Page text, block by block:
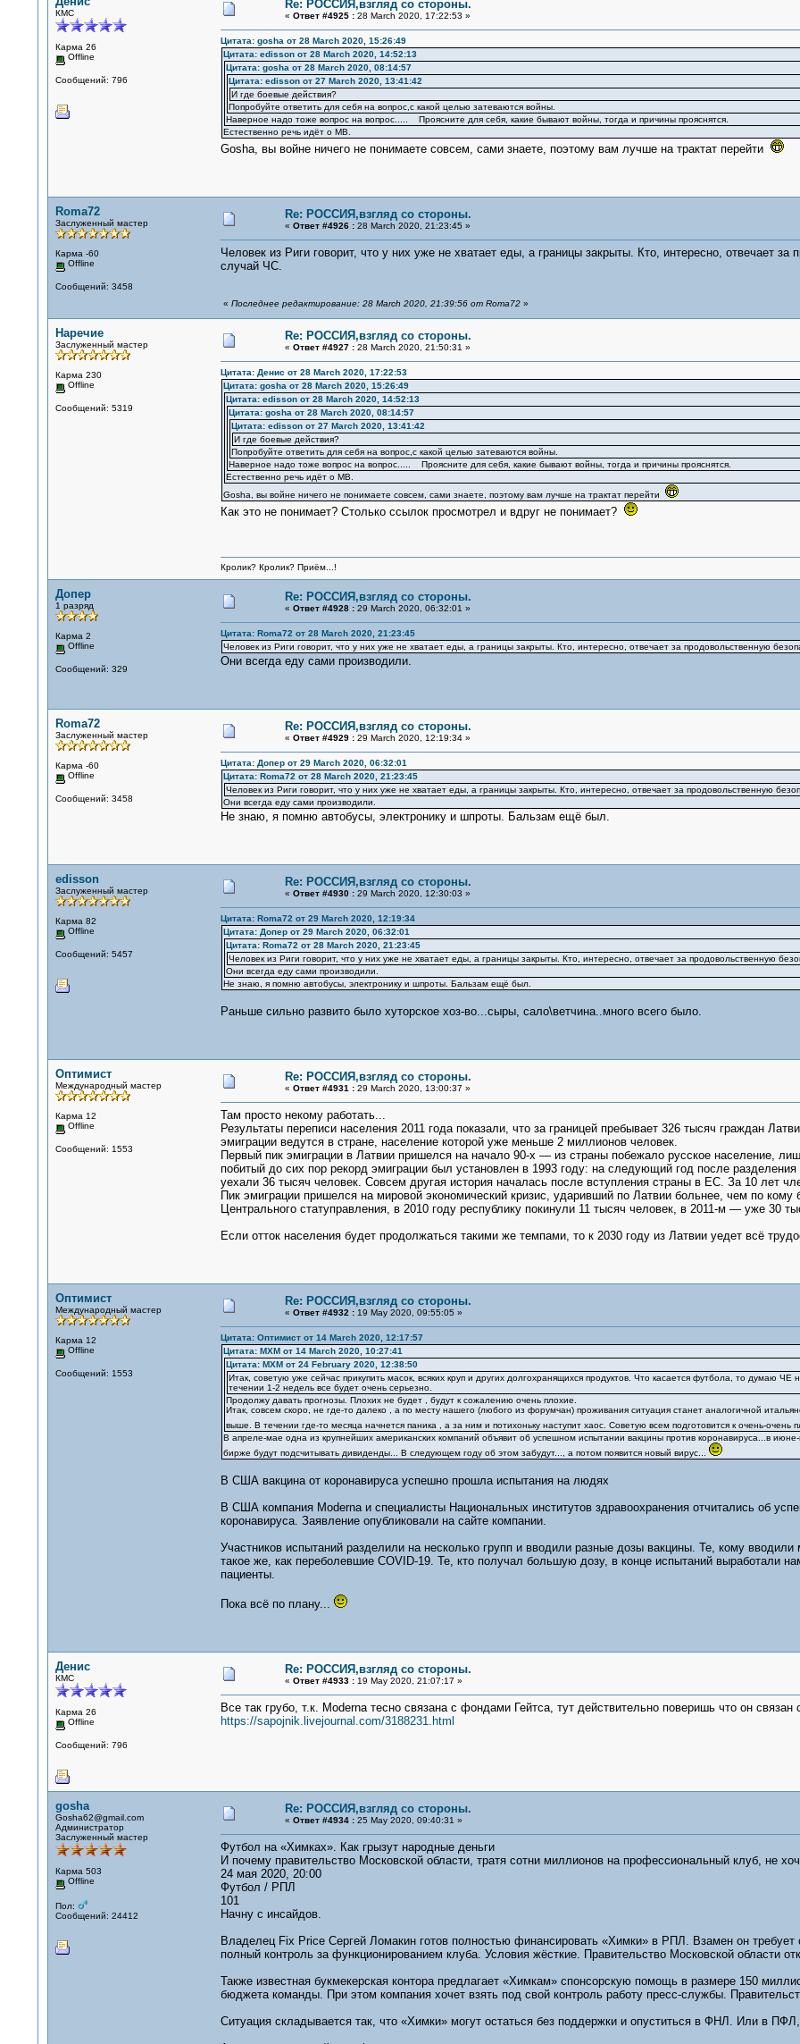
КМС
Карма 26
Offline
Сообщений: 796
Re: РОССИЯ,взгляд со стороны.
« Ответ #4925 :28 March 2020, 17:22:53 »
Цитата: gosha от 28 March 2020, 15:26:49
Цитата: edisson от 28 March 2020, 14:52:13
Цитата: gosha от 28 March 2020, 08:14:57
Цитата: edisson от 27 March 2020, 13:41:42
И где боевые действия?
Попробуйте ответить для себя на вопрос,с какой целью затеваются войны.
Наверное надо тоже вопрос на вопрос..... Проясните для себя, какие бывают войны, тогда и причины прояснятся.
Естественно речь идёт о МВ.
Gosha, вы войне ничего не понимаете совсем, сами знаете, поэтому вам лучше на трактат перейти
Roma72
Заслуженный мастер
Карма -60
Offline
Сообщений: 3458
Re: РОССИЯ,взгляд со стороны.
« Ответ #4926 :28 March 2020, 21:23:45 »
Человек из Риги говорит, что у них уже не хватает еды, а границы закрыты. Кто, интересно, отвечает
случай ЧС.
« Последнее редактирование: 28 March 2020, 21:39:56 от Roma72»
Наречие
Заслуженный мастер
Карма 230
Offline
Сообщений: 5319
Re: РОССИЯ,взгляд со стороны.
« Ответ #4927 :28 March 2020, 21:50:31 »
Цитата: Денис от 28 March 2020, 17:22:53
Цитата: gosha от 28 March 2020, 15:26:49
Цитата: edisson от 28 March 2020, 14:52:13
Цитата: gosha от 28 March 2020, 08:14:57
Цитата: edisson от 27 March 2020, 13:41:42
И где боевые действия?
Попробуйте ответить для себя на вопрос,с какой целью затеваются войны.
Наверное надо тоже вопрос на вопрос..... Проясните для себя, какие бывают войны, тогда и причины прояснятся.
Естественно речь идёт о МВ.
Gosha, вы войне ничего не понимаете совсем, сами знаете, поэтому вам лучше на трактат перейти
Как это не понимает? Столько ссылок просмотрел и вдруг не понимает?
Кролик? Кролик? Приём...!
Допер
1 разряд
Карма 2
Offline
Сообщений: 329
Re: РОССИЯ,взгляд со стороны.
« Ответ #4928 :29 March 2020, 06:32:01 »
Цитата: Roma72 от 28 March 2020, 21:23:45
Человек из Риги говорит, что у них уже не хватает еды, а границы закрыты. Кто, интересно, отвечает за продовольственную
Они всегда еду сами производили.
Roma72
Заслуженный мастер
Карма -60
Offline
Сообщений: 3458
Re: РОССИЯ,взгляд со стороны.
« Ответ #4929 :29 March 2020, 12:19:34 »
Цитата: Допер от 29 March 2020, 06:32:01
Цитата: Roma72 от 28 March 2020, 21:23:45
Человек из Риги говорит, что у них уже не хватает еды, а границы закрыты. Кто, интересно, отвечает за продовольственную
Они всегда еду сами производили.
Не знаю, я помню автобусы, электронику и шпроты. Бальзам ещё был.
edisson
Заслуженный мастер
Карма 82
Offline
Сообщений: 5457
Re: РОССИЯ,взгляд со стороны.
« Ответ #4930 :29 March 2020, 12:30:03 »
Цитата: Roma72 от 29 March 2020, 12:19:34
Цитата: Допер от 29 March 2020, 06:32:01
Цитата: Roma72 от 28 March 2020, 21:23:45
Человек из Риги говорит, что у них уже не хватает еды, а границы закрыты. Кто, интересно, отвечает за продовольственную
Они всегда еду сами производили.
Не знаю, я помню автобусы, электронику и шпроты. Бальзам ещё был.
Раньше сильно развито было хуторское хоз-во...сыры, сало\ветчина..много всего было.
Оптимист
Международный мастер
Карма 12
Offline
Сообщений: 1553
Re: РОССИЯ,взгляд со стороны.
« Ответ #4931 :29 March 2020, 13:00:37 »
Там просто некому работать...
Результаты переписи населения 2011 года показали, что за границей пребывает 326 тысяч граждан
эмиграции ведутся в стране, население которой уже меньше 2 миллионов человек.
Первый пик эмиграции в Латвии пришелся на начало 90-х — из страны побежало русское население,
побитый до сих пор рекорд эмиграции был установлен в 1993 году: на следующий год после
уехали 36 тысяч человек. Совсем другая история началась после вступления страны в ЕС. За 10 лет
Пик эмиграции пришелся на мировой экономический кризис, ударивший по Латвии больнее, чем по
Центрального статуправления, в 2010 году республику покинули 11 тысяч человек, в 2011-м — уже
Если отток населения будет продолжаться такими же темпами, то к 2030 году из Латвии уедет всё
Оптимист
Международный мастер
Карма 12
Offline
Сообщений: 1553
Re: РОССИЯ,взгляд со стороны.
« Ответ #4932 :19 May 2020, 09:55:05 »
Цитата: Оптимист от 14 March 2020, 12:17:57
Цитата: MXM от 14 March 2020, 10:27:41
Цитата: MXM от 24 February 2020, 12:38:50
Итак, советую уже сейчас прикупить масок, всяких круп и других долгохранящихся продуктов. Что касается футбола, то думаю
течении 1-2 недель все будет очень серьезно.
Продолжу давать прогнозы. Плохих не будет , будут к сожалению очень плохие.
Итак, совсем скоро, не где-то далеко , а по месту нашего (любого из форумчан) проживания ситуация станет аналогичной
выше. В течении где-то месяца начнется паника , а за ним и потихоньку наступит хаос. Советую всем подготовится к очень-очень
В апреле-мае одна из крупнейших американских компаний объявит об успешном испытании вакцины против коронавируса...в
бирже будут подсчитывать дивиденды... В следующем году об этом забудут..., а потом появится новый вирус...
В США вакцина от коронавируса успешно прошла испытания на людях
В США компания Moderna и специалисты Национальных институтов здравоохранения отчитались об
коронавируса. Заявление опубликовали на сайте компании.
Участников испытаний разделили на несколько групп и вводили разные дозы вакцины. Те, кому
такое же, как переболевшие COVID-19. Те, кто получал большую дозу, в конце испытаний выработали
пациенты.
Пока всё по плану...
Денис
КМС
Карма 26
Offline
Сообщений: 796
Re: РОССИЯ,взгляд со стороны.
« Ответ #4933 :19 May 2020, 21:07:17 »
Все так грубо, т.к. Moderna тесно связана с фондами Гейтса, тут действительно поверишь что он
https://sapojnik.livejournal.com/3188231.html
gosha
Gosha62@gmail.com
Администратор
Заслуженный мастер
Карма 503
Offline
Пол:
Сообщений: 24412
Re: РОССИЯ,взгляд со стороны.
« Ответ #4934 :25 May 2020, 09:40:31 »
Футбол на «Химках». Как грызут народные деньги
И почему правительство Московской области, тратя сотни миллионов на профессиональный клуб, не
24 мая 2020, 20:00
Футбол / РПЛ
101
Начну с инсайдов.
Владелец Fix Price Сергей Ломакин готов полностью финансировать «Химки» в РПЛ. Взамен он требует
полный контроль за функционированием клуба. Условия жёсткие. Правительство Московской области
Также известная букмекерская контора предлагает «Химкам» спонсорскую помощь в размере 150
бюджета команды. При этом компания хочет взять под свой контроль работу пресс-службы.
Ситуация складывается так, что «Химки» могут остаться без поддержки и опуститься в ФНЛ. Или в